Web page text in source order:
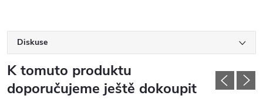
Diskuse
K tomuto produktu
doporučujeme ještě dokoupit